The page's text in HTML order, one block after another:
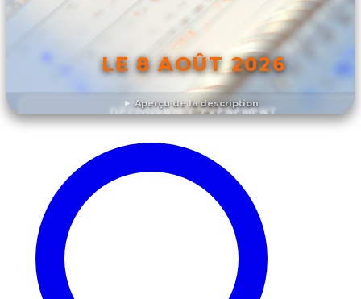
Aperçu de la description
LE 8 AOÛT 2026
DÉCOUVRIR L'ÉVÉNEMENT